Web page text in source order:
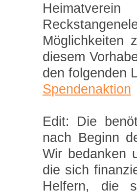
Möglichkeiten
diesem
den folgenden
Spendenaktion
Edit: Die
nach Beginn
Wir bedanken
die sich
Helfern, die